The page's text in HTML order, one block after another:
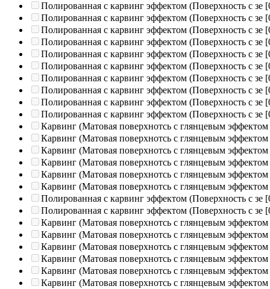
Полированная c карвинг эффектом (Поверхность с зе
Полированная c карвинг эффектом (Поверхность с зе
Полированная c карвинг эффектом (Поверхность с зе
Полированная c карвинг эффектом (Поверхность с зе
Полированная c карвинг эффектом (Поверхность с зе
Полированная c карвинг эффектом (Поверхность с зе
Полированная c карвинг эффектом (Поверхность с зе
Полированная c карвинг эффектом (Поверхность с зе
Полированная c карвинг эффектом (Поверхность с зе
Полированная c карвинг эффектом (Поверхность с зе
Карвинг (Матовая поверхнотсь с глянцевым эффектом
Карвинг (Матовая поверхнотсь с глянцевым эффектом
Карвинг (Матовая поверхнотсь с глянцевым эффектом
Карвинг (Матовая поверхнотсь с глянцевым эффектом
Карвинг (Матовая поверхнотсь с глянцевым эффектом
Карвинг (Матовая поверхнотсь с глянцевым эффектом
Полированная c карвинг эффектом (Поверхность с зе
Полированная c карвинг эффектом (Поверхность с зе
Карвинг (Матовая поверхнотсь с глянцевым эффектом
Карвинг (Матовая поверхнотсь с глянцевым эффектом
Карвинг (Матовая поверхнотсь с глянцевым эффектом
Карвинг (Матовая поверхнотсь с глянцевым эффектом
Карвинг (Матовая поверхнотсь с глянцевым эффектом
Карвинг (Матовая поверхнотсь с глянцевым эффектом